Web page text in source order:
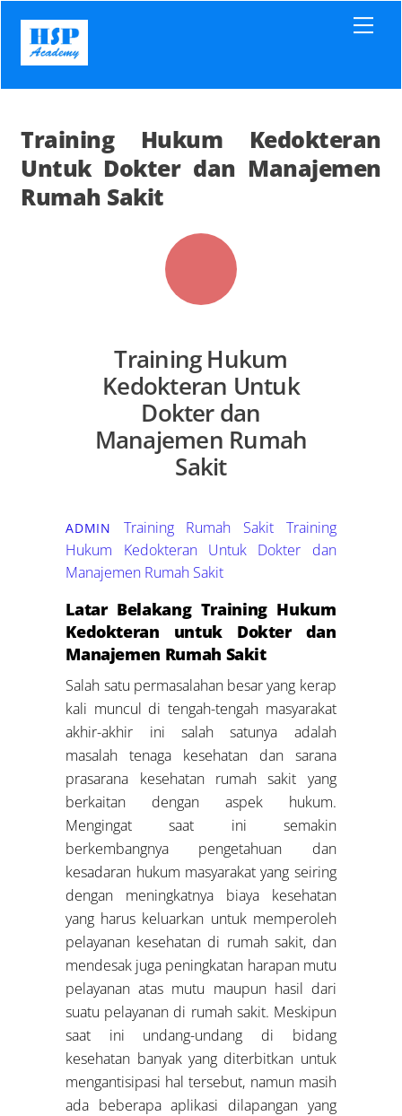
content
Training Hukum Kedokteran
Untuk Dokter dan Manajemen
Rumah Sakit
Training Hukum
Kedokteran Untuk
Dokter dan
Manajemen Rumah
Sakit
ADMIN Training Rumah Sakit
Training
Hukum Kedokteran Untuk Dokter dan
Manajemen Rumah Sakit
Latar Belakang Training Hukum
Kedokteran untuk Dokter dan
Manajemen Rumah Sakit
Salah satu permasalahan besar yang kerap
kali muncul di tengah-tengah masyarakat
akhir-akhir ini salah satunya adalah
masalah tenaga kesehatan dan sarana
prasarana kesehatan rumah sakit yang
berkaitan dengan aspek hukum.
Mengingat saat ini semakin
berkembangnya pengetahuan dan
kesadaran hukum masyarakat yang seiring
dengan meningkatnya biaya kesehatan
yang harus keluarkan untuk memperoleh
pelayanan kesehatan di rumah sakit, dan
mendesak juga peningkatan harapan mutu
pelayanan atas mutu maupun hasil dari
suatu pelayanan di rumah sakit. Meskipun
saat ini undang-undang di bidang
kesehatan banyak yang diterbitkan untuk
mengantisipasi hal tersebut, namun masih
ada beberapa aplikasi dilapangan yang